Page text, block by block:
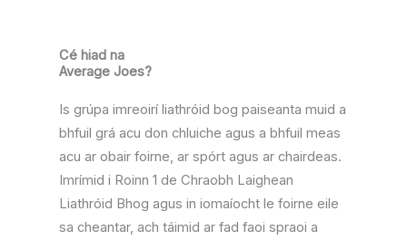
Cé hiad na
Average Joes?
Is grúpa imreoirí liathróid bog paiseanta muid a
bhfuil grá acu don chluiche agus a bhfuil meas
acu ar obair foirne, ar spórt agus ar chairdeas.
Imrímid i Roinn 1 de Chraobh Laighean
Liathróid Bhog agus in iomaíocht le foirne eile
sa cheantar, ach táimid ar fad faoi spraoi a